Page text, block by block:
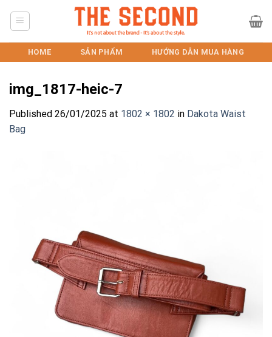
HOME SẢN PHẨM HƯỚNG DẪN MUA HÀNG
img_1817-heic-7
Published 26/01/2025 at 1802 × 1802 in Dakota Waist
Bag